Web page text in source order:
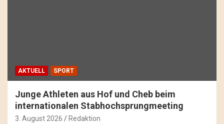
AKTUELL SPORT
Junge Athleten aus Hof und Cheb beim
internationalen Stabhochsprungmeeting
3. August 2026 Redaktion